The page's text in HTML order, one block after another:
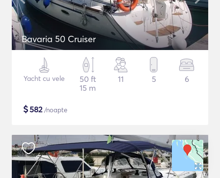
Bavaria 50 Cruiser
Yacht cu vele
50 ft
15 m
11 5 6
$582/noapte